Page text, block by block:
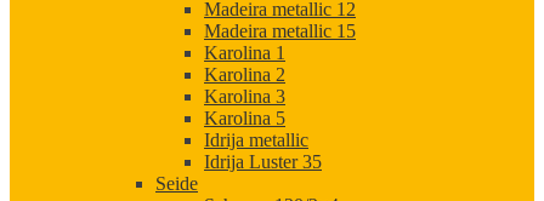
Madeira metallic 12
Madeira metallic 15
Karolina 1
Karolina 2
Karolina 3
Karolina 5
Idrija metallic
Idrija Luster 35
Seide